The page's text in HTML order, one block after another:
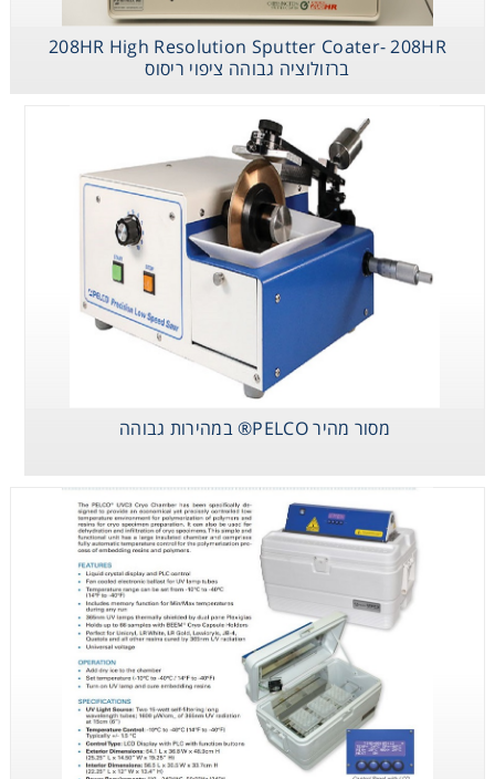
208HR High Resolution Sputter Coater- 208HR
ברזולוציה גבוהה ציפוי ריסוס
מסור מהיר PELCO® במהירות גבוהה